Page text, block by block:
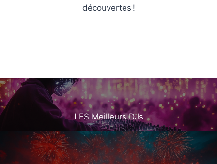
découvertes !
LES Meilleurs DJs